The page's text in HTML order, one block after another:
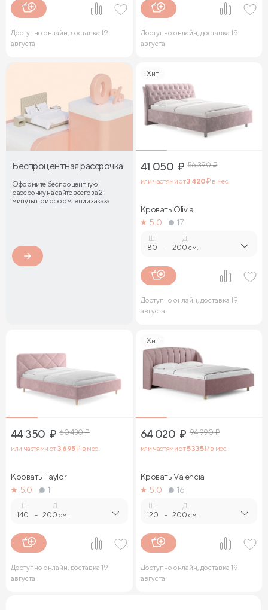
Доступно онлайн, доставка 19
августа
Доступно онлайн, доставка 19
августа
Беспроцентная рассрочка
Оформите беспроцентную
рассрочку на сайте всего за 2
минуты при оформлении заказа
Хит
41 050 ₽ 56 390₽
или частями от3 420₽ в мес.
Кровать Olivia
5.0
17
80 -
Д.
200 см.
Доступно онлайн, доставка 19
августа
44 350 ₽ 60 430₽
или частями от3 695₽ в мес.
Кровать Taylor
5.0
1
140 -
Д.
200 см.
Доступно онлайн, доставка 19
августа
Хит
64 020 ₽ 94 990₽
или частями от5 335₽ в мес.
Кровать Valencia
5.0
16
120 -
Д.
200 см.
Доступно онлайн, доставка 19
августа